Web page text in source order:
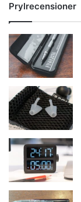
Prylrecensioner